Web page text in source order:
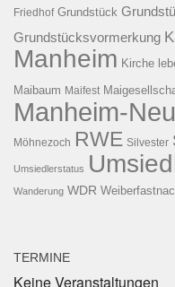
Friedhof Grundstück
Grundstücksvormerkung
Manheim Kirche
Maibaum Maifest
Manheim-Neu
Möhnezoch RWE Silvester
Umsiedlerstatus
Wanderung WDR
TERMINE
Keine Veranstaltungen